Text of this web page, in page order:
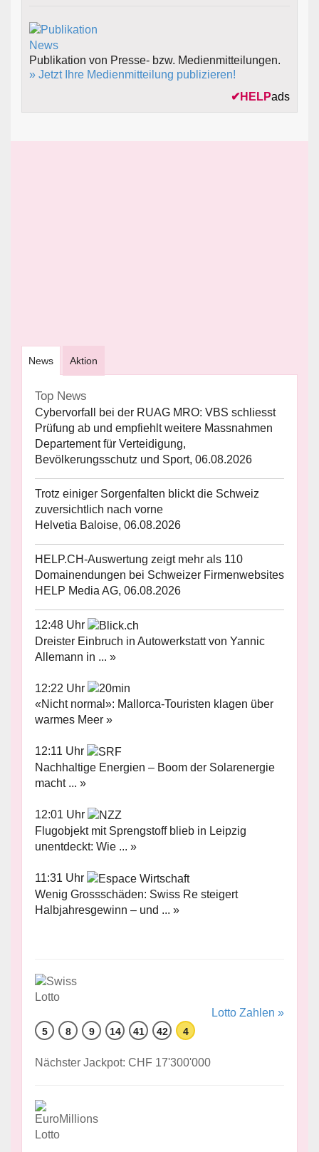
Publikation von Presse- bzw. Medienmitteilungen.
» Jetzt Ihre Medienmitteilung publizieren!
✔ HELPads
News Aktion
Top News
Cybervorfall bei der RUAG MRO: VBS schliesst
Prüfung ab und empfiehlt weitere Massnahmen
Departement für Verteidigung,
Bevölkerungsschutz und Sport, 06.08.2026
Trotz einiger Sorgenfalten blickt die Schweiz
zuversichtlich nach vorne
Helvetia Baloise, 06.08.2026
HELP.CH-Auswertung zeigt mehr als 110
Domainendungen bei Schweizer Firmenwebsites
HELP Media AG, 06.08.2026
12:48 Uhr
Dreister Einbruch in Autowerkstatt von Yannic
Allemann in ... »
12:22 Uhr
«Nicht normal»: Mallorca-Touristen klagen über
warmes Meer »
12:11 Uhr
Nachhaltige Energien – Boom der Solarenergie
macht ... »
12:01 Uhr
Flugobjekt mit Sprengstoff blieb in Leipzig
unentdeckt: Wie ... »
11:31 Uhr
Wenig Grossschäden: Swiss Re steigert
Halbjahresgewinn – und ... »
Lotto Zahlen »
5 8 9 14 41 42 4
Nächster Jackpot: CHF 17'300'000